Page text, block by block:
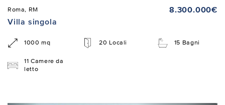
Roma, RM
8.300.000€
Villa singola
1000 mq 20 Locali 15 Bagni
11 Camere da
letto